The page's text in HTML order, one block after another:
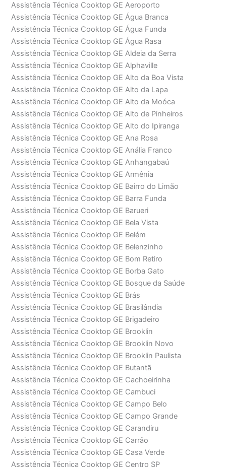
Assistência Técnica Cooktop GE Aeroporto
Assistência Técnica Cooktop GE Água Branca
Assistência Técnica Cooktop GE Água Funda
Assistência Técnica Cooktop GE Água Rasa
Assistência Técnica Cooktop GE Aldeia da Serra
Assistência Técnica Cooktop GE Alphaville
Assistência Técnica Cooktop GE Alto da Boa Vista
Assistência Técnica Cooktop GE Alto da Lapa
Assistência Técnica Cooktop GE Alto da Moóca
Assistência Técnica Cooktop GE Alto de Pinheiros
Assistência Técnica Cooktop GE Alto do Ipiranga
Assistência Técnica Cooktop GE Ana Rosa
Assistência Técnica Cooktop GE Anália Franco
Assistência Técnica Cooktop GE Anhangabaú
Assistência Técnica Cooktop GE Armênia
Assistência Técnica Cooktop GE Bairro do Limão
Assistência Técnica Cooktop GE Barra Funda
Assistência Técnica Cooktop GE Barueri
Assistência Técnica Cooktop GE Bela Vista
Assistência Técnica Cooktop GE Belém
Assistência Técnica Cooktop GE Belenzinho
Assistência Técnica Cooktop GE Bom Retiro
Assistência Técnica Cooktop GE Borba Gato
Assistência Técnica Cooktop GE Bosque da Saúde
Assistência Técnica Cooktop GE Brás
Assistência Técnica Cooktop GE Brasilândia
Assistência Técnica Cooktop GE Brigadeiro
Assistência Técnica Cooktop GE Brooklin
Assistência Técnica Cooktop GE Brooklin Novo
Assistência Técnica Cooktop GE Brooklin Paulista
Assistência Técnica Cooktop GE Butantã
Assistência Técnica Cooktop GE Cachoeirinha
Assistência Técnica Cooktop GE Cambuci
Assistência Técnica Cooktop GE Campo Belo
Assistência Técnica Cooktop GE Campo Grande
Assistência Técnica Cooktop GE Carandiru
Assistência Técnica Cooktop GE Carrão
Assistência Técnica Cooktop GE Casa Verde
Assistência Técnica Cooktop GE Centro SP